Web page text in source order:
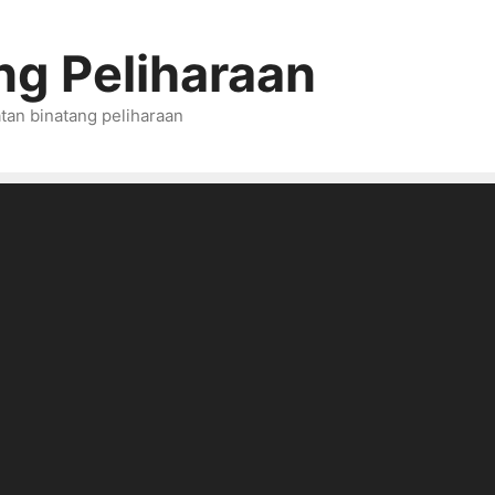
Peliharaan
binatang peliharaan